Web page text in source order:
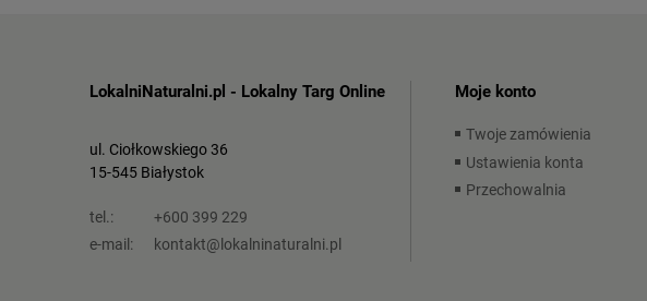
LokalniNaturalni.pl - Lokalny Targ Online
ul. Ciołkowskiego 36
15-545 Białystok
tel.:
+600 399 229
e-mail:
kontakt@lokalninaturalni.pl
Moje konto
Twoje zamówienia
Ustawienia konta
Przechowalnia